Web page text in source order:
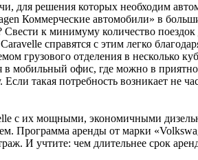
для решения которых необходим
Коммерческие автомобили» в
к минимуму количество
справятся с этим легко
грузового отделения в несколько
мобильный офис, где можно в
такая потребность возникает не
с их мощными, экономичными
Программа аренды от марки
И учтите: чем длительнее срок